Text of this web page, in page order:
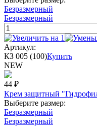
Безразмерный
Безразмерный
Артикул:
КЗ 005 (100)Купить
NEW
44 ₽
Крем защитный
Выберите размер:
Безразмерный
Безразмерный